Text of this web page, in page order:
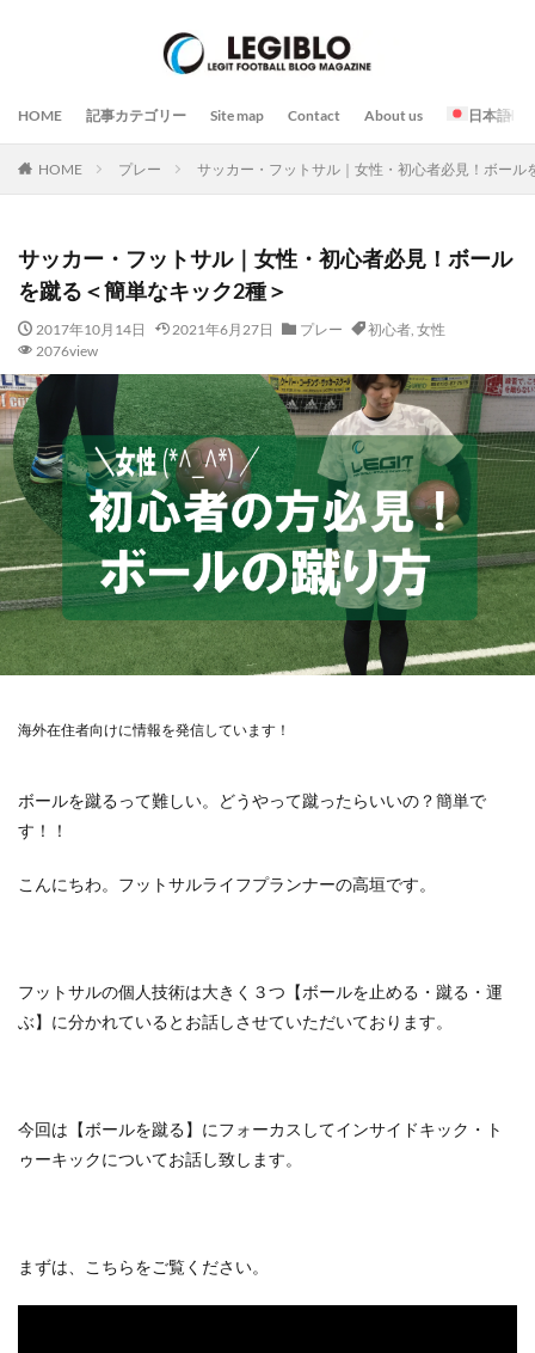
HOME 記事カテゴリー Site map Contact About us 日本語
HOME プレー サッカー・フットサル｜女性・初心者必見！ボール
サッカー・フットサル｜女性・初心者必見！ボール
を蹴る＜簡単なキック2種＞
2017年10月14日 2021年6月27日 プレー 初心者, 女性
2076view
海外在住者向けに情報を発信しています！
ボールを蹴るって難しい。どうやって蹴ったらいいの？簡単で
す！！
こんにちわ。フットサルライフプランナーの高垣です。
フットサルの個人技術は大きく３つ【ボールを止める・蹴る・運
ぶ】に分かれているとお話しさせていただいております。
今回は【ボールを蹴る】にフォーカスしてインサイドキック・ト
ゥーキックについてお話し致します。
まずは、こちらをご覧ください。